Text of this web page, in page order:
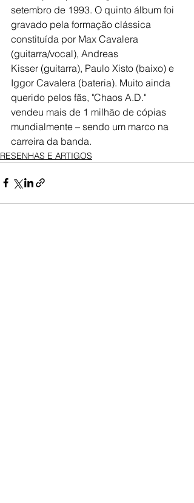
setembro de 1993. O quinto álbum foi
gravado pela formação clássica
constituída por Max Cavalera
(guitarra/vocal), Andreas
Kisser (guitarra), Paulo Xisto (baixo) e
Iggor Cavalera (bateria). Muito ainda
querido pelos fãs, "Chaos A.D."
vendeu mais de 1 milhão de cópias
mundialmente – sendo um marco na
carreira da banda.
RESENHAS E ARTIGOS